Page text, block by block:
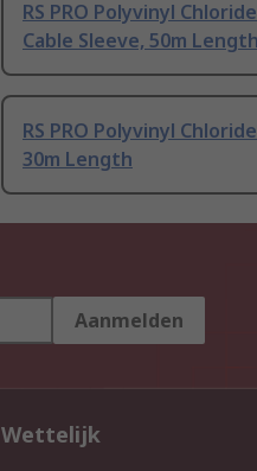
RS PRO Polyvinyl
Cable Sleeve, 50m Length
RS PRO Polyvinyl
30m Length
Aanmelden
Wettelijk